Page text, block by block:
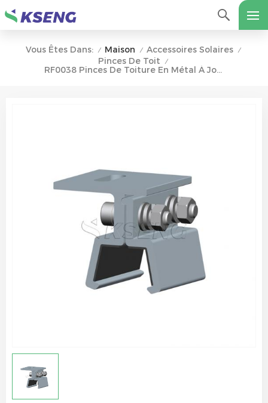
Vous Êtes Dans: / Maison / Accessoires Solaires /
Pinces De Toit /
RF0038 Pinces De Toiture En Métal À Joint Debout Solaire